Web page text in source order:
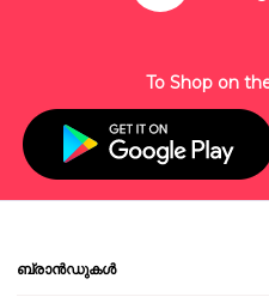
To Shop on
ബ്രാൻഡുകൾ